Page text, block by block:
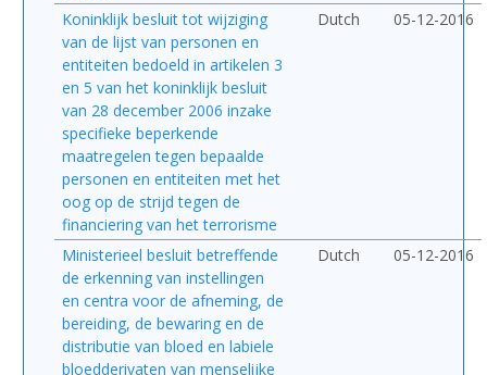
Koninklijk besluit tot wijziging
van de lijst van personen en
entiteiten bedoeld in artikelen 3
en 5 van het koninklijk besluit
van 28 december 2006 inzake
specifieke beperkende
maatregelen tegen bepaalde
personen en entiteiten met het
oog op de strijd tegen de
financiering van het terrorisme
Dutch 05-12-2016
Ministerieel besluit betreffende
de erkenning van instellingen
en centra voor de afneming, de
bereiding, de bewaring en de
distributie van bloed en labiele
bloedderivaten van menselijke
Dutch 05-12-2016